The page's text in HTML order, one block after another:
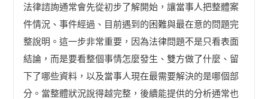
法律諮詢通常會先從初步了解開始，讓當事人把整體案
件情況、事件經過、目前遇到的困難與最在意的問題完
整說明。這一步非常重要，因為法律問題不是只看表面
結論，而是要看整個事情怎麼發生、雙方做了什麼、留
下了哪些資料，以及當事人現在最需要解決的是哪個部
分。當整體狀況說得越完整，後續能提供的分析通常也